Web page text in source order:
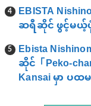
EBISTA
ဆရီဆိုင် ဖွင့်မယ့်ပုံ
Ebista
ဆိုင်「Peko-
Kansai မှာ ပ